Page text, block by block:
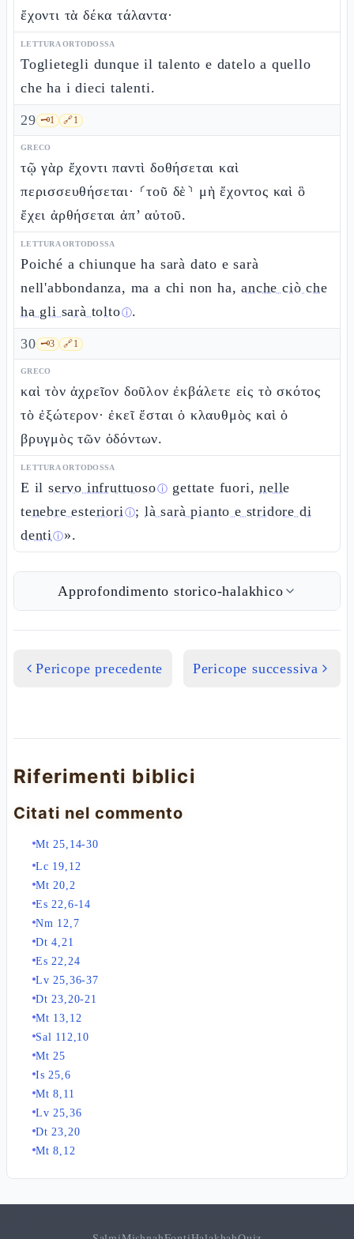
ἔχοντι τὰ δέκα τάλαντα·
LETTURA ORTODOSSA
Toglietegli dunque il talento e datelo a quello
che ha i dieci talenti.
29 🗝️1 🔗1
GRECO
τῷ γὰρ ἔχοντι παντὶ δοθήσεται καὶ
περισσευθήσεται· ⸂τοῦ δὲ⸃ μὴ ἔχοντος καὶ ὃ
ἔχει ἀρθήσεται ἀπ’ αὐτοῦ.
LETTURA ORTODOSSA
Poiché a chiunque ha sarà dato e sarà
nell'abbondanza, ma a chi non ha,anche ciò che
ha gli sarà toltoⓘ.
30 🗝️3 🔗1
GRECO
καὶ τὸν ἀχρεῖον δοῦλον ἐκβάλετε εἰς τὸ σκότος
τὸ ἐξώτερον· ἐκεῖ ἔσται ὁ κλαυθμὸς καὶ ὁ
βρυγμὸς τῶν ὀδόντων.
LETTURA ORTODOSSA
E il servo infruttuosoⓘ gettate fuori,nelle
tenebre esterioriⓘ;là sarà pianto e stridore di
dentiⓘ».
Approfondimento storico-halakhico
Pericope precedente Pericope successiva
Riferimenti biblici
Citati nel commento
Mt 25,14-30
Lc 19,12
Mt 20,2
Es 22,6-14
Nm 12,7
Dt 4,21
Es 22,24
Lv 25,36-37
Dt 23,20-21
Mt 13,12
Sal 112,10
Mt 25
Is 25,6
Mt 8,11
Lv 25,36
Dt 23,20
Mt 8,12